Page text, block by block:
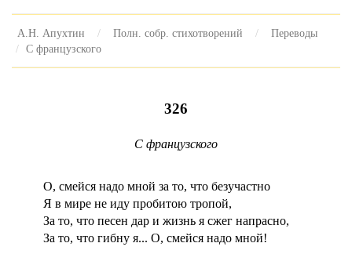
А.Н. Апухтин Полн. собр. стихотворений
Переводы
С французского
326
С французского
О, смейся надо мной за то, что безучастно
Я в мире не иду пробитою тропой,
За то, что песен дар и жизнь я сжег напрасно,
За то, что гибну я... О, смейся надо мной!